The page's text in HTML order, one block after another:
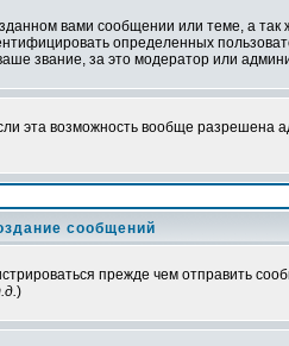
вами сообщении или теме, а
определенных
звание, за это модератор или
эта возможность вообще разрешена
сообщений
прежде чем отправить
)